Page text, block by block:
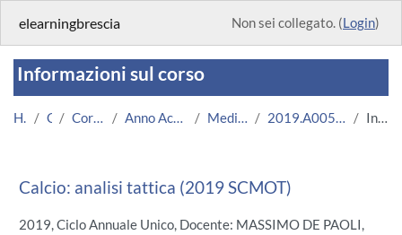
elearningbrescia Non sei collegato. (Login)
Informazioni sul corso
Home Corsi Corsi Istituzionali Anno Accademico 2019/2020 Medicina e Chirurgia 2019.A005008.08636-09.N0.18203 Introduzione
Calcio: analisi tattica (2019 SCMOT)
2019, Ciclo Annuale Unico, Docente: MASSIMO DE PAOLI,